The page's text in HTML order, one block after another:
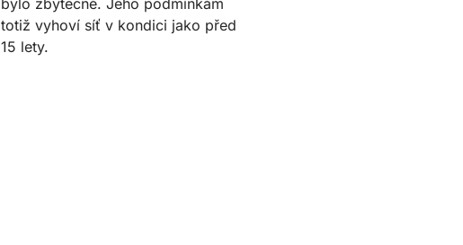
bylo zbytečné. Jeho podmínkám
totiž vyhoví síť v kondici jako před
15 lety.